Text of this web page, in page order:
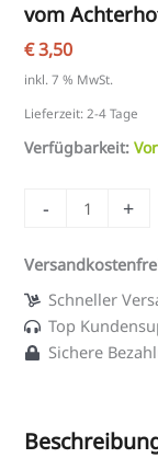
vom
€3,50
inkl. 7 % MwSt.
Lieferzeit: 2-4 Tage
Verfügbarkeit:
- +
Schneller
Top
Sichere